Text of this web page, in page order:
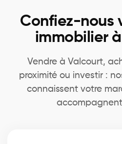
Confiez-nous
immobilier
Vendre à Valcourt,
proximité ou investir :
connaissent votre